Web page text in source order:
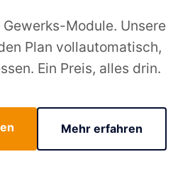
Module. Unsere
Plan vollautomatisch,
Ein Preis, alles drin.
Mehr erfahren